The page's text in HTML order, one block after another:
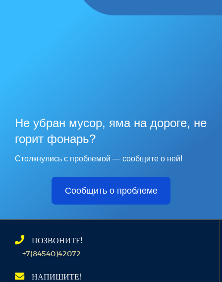
Не убран мусор, яма на дороге, не
горит фонарь?
Столкнулись с проблемой — сообщите о ней!
Сообщить о проблеме
ПОЗВОНИТЕ!
+7(84540)42072
НАПИШИТЕ!